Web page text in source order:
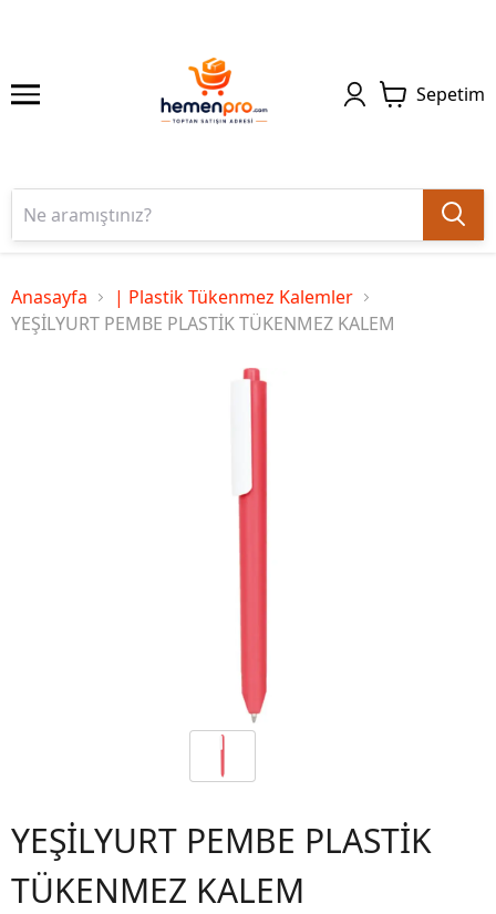
Sepetim
Anasayfa
| Plastik Tükenmez Kalemler
YEŞİLYURT PEMBE PLASTİK TÜKENMEZ KALEM
YEŞİLYURT PEMBE PLASTİK
TÜKENMEZ KALEM